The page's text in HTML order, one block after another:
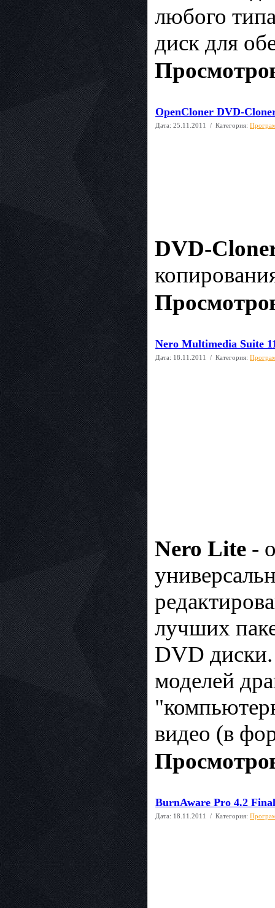
любого
диск для
OpenCloner DVD-
Дата: 25.11.2011 / Категория:
DVD-
Nero Multimedia Suite
Дата: 18.11.2011 / Категория:
Nero Lite -
лучших
DVD диски.
моделей
видео (в
BurnAware Pro 4.2 Final
Дата: 18.11.2011 / Категория: